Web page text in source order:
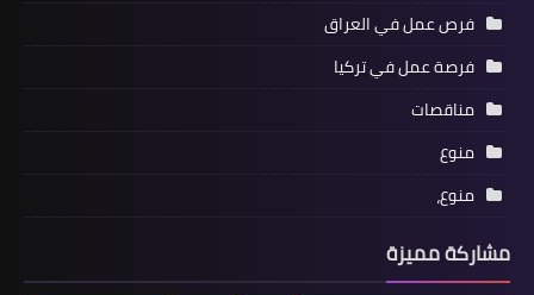
فرص عمل في العراق
فرصة عمل في تركيا
مناقصات
منوع
منوع،
مشاركة مميزة